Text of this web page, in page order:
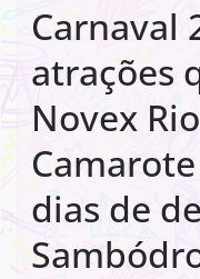
Carnaval
atrações
Novex
dias de